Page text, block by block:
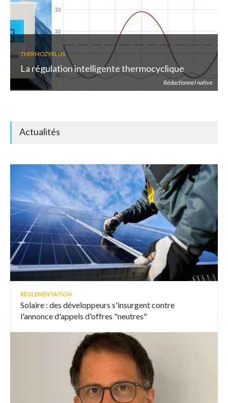
THERMOZYKLUS
La régulation intelligente thermocyclique
Rédactionnel native
Actualités
RÉGLEMENTATION
Solaire : des développeurs s'insurgent contre
l'annonce d'appels d'offres "neutres"